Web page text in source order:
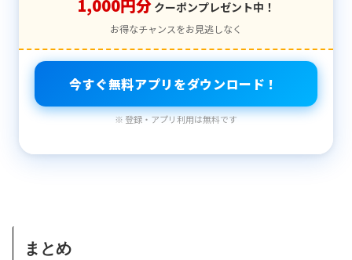
1,000円分 クーポンプレゼント中！
お得なチャンスをお見逃しなく
今すぐ無料アプリをダウンロード！
※ 登録・アプリ利用は無料です
まとめ